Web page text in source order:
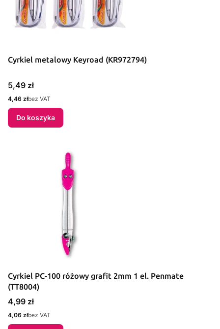
Cyrkiel metalowy Keyroad (KR972794)
Cena
5,49 zł
Cena
4,46 złbez VAT
Do koszyka
Cyrkiel PC-100 różowy grafit 2mm 1 el. Penmate
(TT8004)
Cena
4,99 zł
Cena
4,06 złbez VAT